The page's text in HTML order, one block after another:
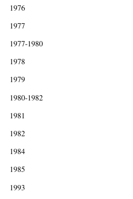
1976
1977
1977-1980
1978
1979
1980-1982
1981
1982
1984
1985
1993